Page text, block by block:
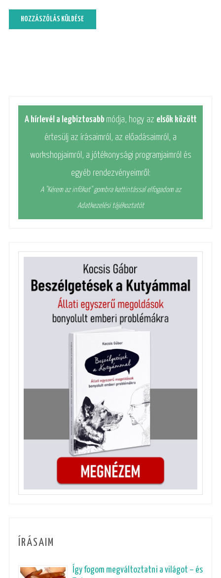
A hírlevél a legbiztosabb módja, hogy az elsők között
értesülj az írásaimról, az előadásaimról, a
workshopjaimról, a jótékonysági programjaimról és
egyéb rendezvényeimről:
A "Kérem az infókat" gombra kattintással elfogadom az
Adatkezelési tájékoztatót
ÍRÁSAIM
Így fogom megváltoztatni a világot – és